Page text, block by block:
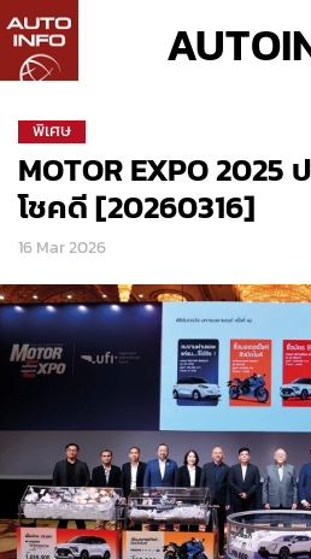
พิเศษ
MOTOR EXPO 2025
โชคดี [20260316]
16 Mar 2026